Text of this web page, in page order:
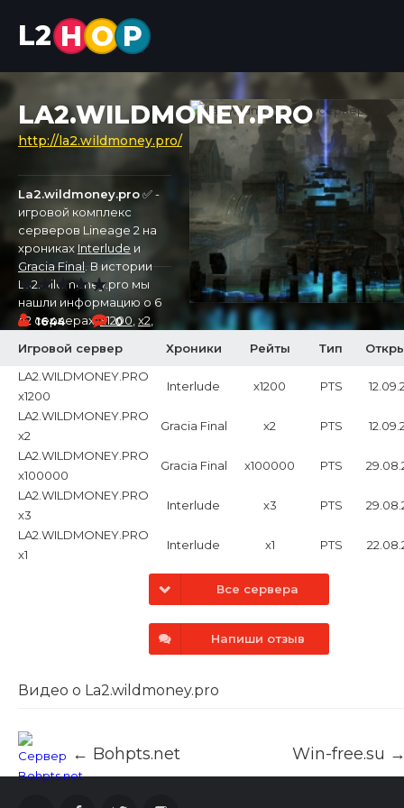
L2 H O P
LA2.WILDMONEY.PRO
http://la2.wildmoney.pro/
La2.wildmoney.pro✅ -
игровой комплекс
серверов Lineage 2 на
хрониках Interlude и
Gracia Final . В истории
La2.wildmoney.pro мы
нашли информацию о 6
л2 серверах:x1200 x2
сервер был открыт
16.07.2025, а самый новый
откроется 12.09.2025 на
хрониках Interlude с
1644
0
Игровой сервер
Хроники Рейты Тип
LA2.WILDMONEY.PRO
x1200
Interlude x1200 PTS
LA2.WILDMONEY.PRO
x2
Gracia Final x2 PTS
LA2.WILDMONEY.PRO
x100000
Gracia Final x100000 PTS
LA2.WILDMONEY.PRO
x3
Interlude x3 PTS
LA2.WILDMONEY.PRO
x1
Interlude x1 PTS
Все сервера
Напиши отзыв
Видео о La2.wildmoney.pro
← Bohpts.net Win-free.su